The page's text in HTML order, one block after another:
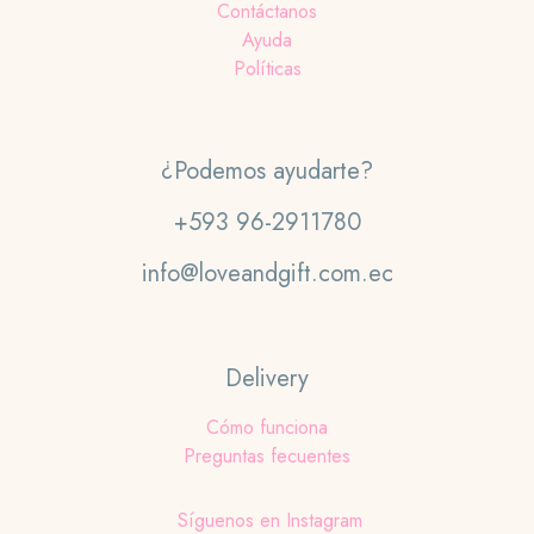
Contáctanos
Ayuda
Políticas
¿Podemos ayudarte?
+593 96-2911780
info@loveandgift.com.ec
Delivery
Cómo funciona
Preguntas fecuentes
Síguenos en Instagram